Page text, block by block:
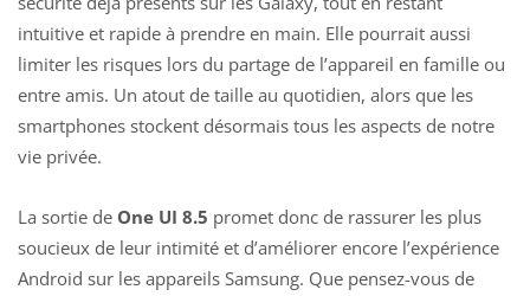
intuitive et rapide à prendre en main. Elle pourrait aussi
limiter les risques lors du partage de l’appareil en famille ou
entre amis. Un atout de taille au quotidien, alors que les
smartphones stockent désormais tous les aspects de notre
vie privée.
La sortie de One UI 8.5 promet donc de rassurer les plus
soucieux de leur intimité et d’améliorer encore l’expérience
Android sur les appareils Samsung. Que pensez-vous de